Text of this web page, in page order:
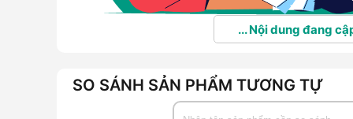
... Nội dung đang
SO SÁNH SẢN PHẨM TƯƠNG TỰ